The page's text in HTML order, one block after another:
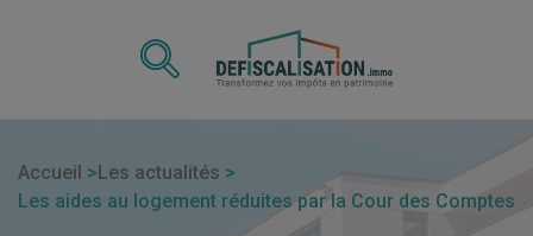
Accueil
Les actualités
Les aides au logement réduites par la Cour des Comptes